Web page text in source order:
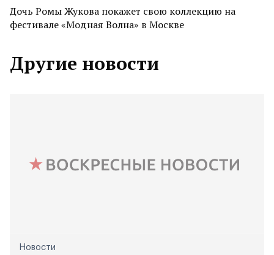
Дочь Ромы Жукова покажет свою коллекцию на
фестивале «Модная Волна» в Москве
Другие новости
Новости